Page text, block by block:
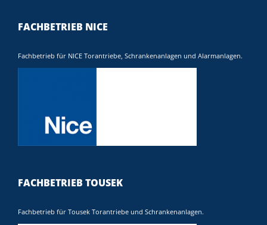
FACHBETRIEB NICE
Fachbetrieb für NICE Torantriebe, Schrankenanlagen und Alarmanlagen.
FACHBETRIEB TOUSEK
Fachbetrieb für Tousek Torantriebe und Schrankenanlagen.